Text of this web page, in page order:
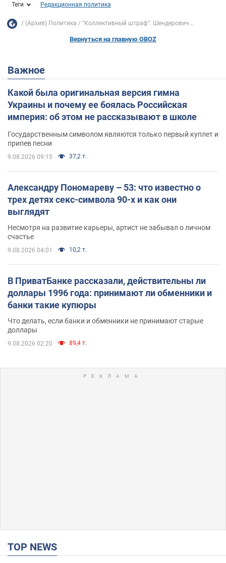
Теги Редакционная политика
(Архив) Политика "Коллективный штраф": Шендерович...
Вернуться на главную OBOZ
Важное
Какой была оригинальная версия гимна
Украины и почему ее боялась Российская
империя: об этом не рассказывают в школе
Государственным символом являются только первый куплет и
припев песни
9.08.2026 09:15 37,2 т.
Александру Пономареву – 53: что известно о
трех детях секс-символа 90-х и как они
выглядят
Несмотря на развитие карьеры, артист не забывал о личном
счастье
9.08.2026 04:01 10,2 т.
В ПриватБанке рассказали, действительны ли
доллары 1996 года: принимают ли обменники и
банки такие купюры
Что делать, если банки и обменники не принимают старые
доллары
9.08.2026 02:20 89,4 т.
TOP NEWS